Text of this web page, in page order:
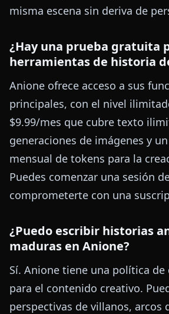
misma escena sin deriva de
¿Hay una prueba gratuita
herramientas de historia
Anione ofrece acceso a sus
principales, con el nivel
$9.99/mes que cubre texto
generaciones de imágenes y
mensual de tokens para la
Puedes comenzar una sesión
comprometerte con una
¿Puedo escribir historias
maduras en Anione?
Sí. Anione tiene una política de
para el contenido creativo.
perspectivas de villanos, arcos